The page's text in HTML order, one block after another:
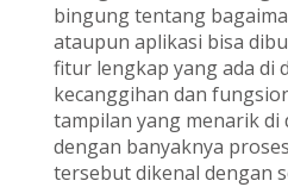
bingung tentang
ataupun aplikasi bisa
fitur lengkap yang ada di
kecanggihan dan
tampilan yang menarik di
dengan banyaknya
tersebut dikenal dengan